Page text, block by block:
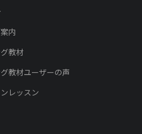
内
教材
教材ユーザーの声
レッスン